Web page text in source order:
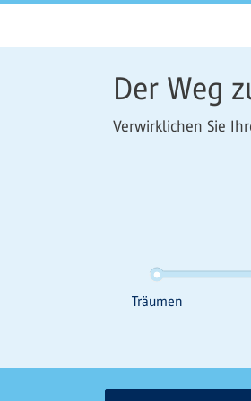
Der Weg
Verwirklichen Sie